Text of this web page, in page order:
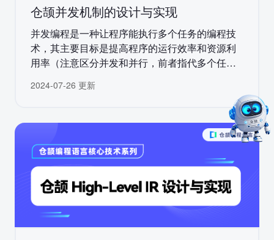
仓颉并发机制的设计与实现
并发编程是一种让程序能执行多个任务的编程技
术，其主要目标是提高程序的运行效率和资源利
用率（注意区分并发和并行，前者指代多个任务
求任务同时执行）。线程是最为常见的并发模
型，通常被进一步区分为操作系统线程和用户态
协程。
2024-07-26 更新